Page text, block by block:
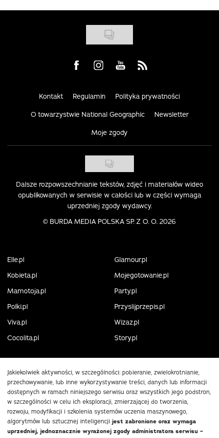
Visit us on Facebook
Visit us on Instagram
Visit us on Youtube
Visit us on Rss
Kontakt Regulamin Polityka prywatności
O towarzystwie National Geographic Newsletter
Moje zgody
Dalsze rozpowszechnianie tekstów, zdjęć i materiałów wideo
opublikowanych w serwisie w całości lub w części wymaga
uprzedniej zgody wydawcy.
© BURDA MEDIA POLSKA SP. Z O. O. 2026
Elle.pl
Glamour.pl
Kobieta.pl
Mojegotowanie.pl
Mamotoja.pl
Party.pl
Polki.pl
Przyslijprzepis.pl
Viva.pl
Wizaz.pl
Cocolita.pl
Story.pl
Jakiekolwiek aktywności, w szczególności: pobieranie, zwielokrotnianie,
przechowywanie, lub inne wykorzystywanie treści, danych lub informacji
dostępnych w ramach niniejszego serwisu oraz wszystkich jego podstron,
w szczególności w celu ich eksploracji, zmierzającej do tworzenia,
rozwoju, modyfikacji i szkolenia systemów uczenia maszynowego,
algorytmów lub sztucznej inteligencji jest zabronione oraz wymaga
uprzedniej, jednoznacznie wyrażonej zgody administratora serwisu –